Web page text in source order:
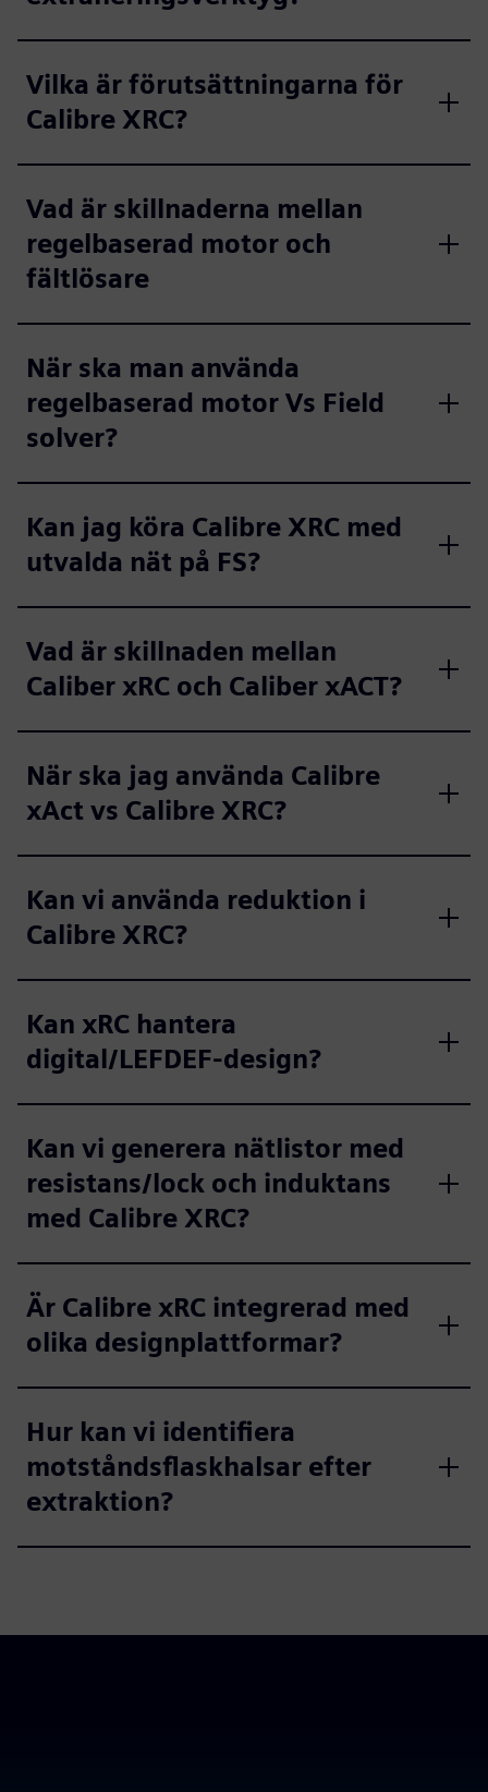
Vilka är förutsättningarna för
Calibre XRC?
Vad är skillnaderna mellan
regelbaserad motor och
fältlösare
När ska man använda
regelbaserad motor Vs Field
solver?
Kan jag köra Calibre XRC med
utvalda nät på FS?
Vad är skillnaden mellan
Caliber xRC och Caliber xACT?
När ska jag använda Calibre
xAct vs Calibre XRC?
Kan vi använda reduktion i
Calibre XRC?
Kan xRC hantera
digital/LEFDEF-design?
Kan vi generera nätlistor med
resistans/lock och induktans
med Calibre XRC?
Är Calibre xRC integrerad med
olika designplattformar?
Hur kan vi identifiera
motståndsflaskhalsar efter
extraktion?